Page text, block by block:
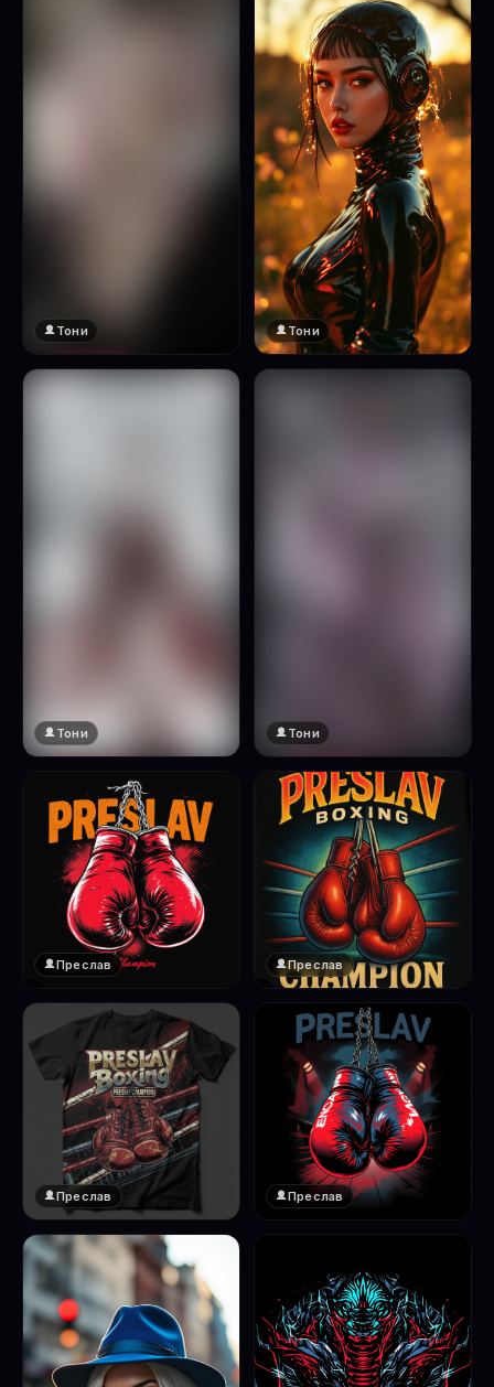
🔞 18+
Тони Тони
Натисни за преглед
Тони
🔞 18+
Натисни за преглед
Тони
❤️
1
Преслав
❤️
Преслав
Преслав Преслав